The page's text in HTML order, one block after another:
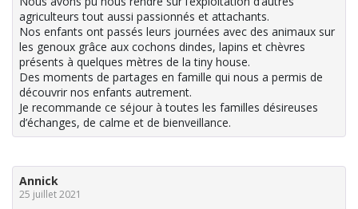
agriculteurs tout aussi passionnés et attachants.
Nos enfants ont passés leurs journées avec des animaux sur
les genoux grâce aux cochons dindes, lapins et chèvres
présents à quelques mètres de la tiny house.
Des moments de partages en famille qui nous a permis de
découvrir nos enfants autrement.
Je recommande ce séjour à toutes les familles désireuses
d’échanges, de calme et de bienveillance.
Annick
25 juillet 2021